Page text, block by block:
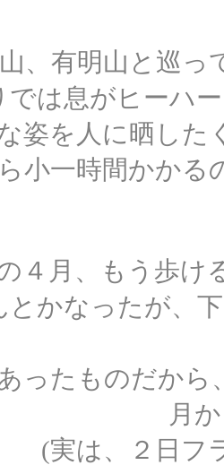
、有明山と巡っ
では息がヒーハ
姿を人に晒した
小一時間かかる
４月、もう歩け
とかなったが、
ったものだから
月
(実は、２日フ